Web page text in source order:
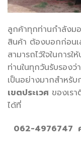
ลูกค้าทุกท่านกำลังม
สินค้า ต้องบอกก่อนเ
สามารถไว้ใจในการใ
ท่านในทุกวันรับรองว่
เป็นอย่างมากสำหรับ
เขตประเวศ ของเร
ได้ที่
062-4976747